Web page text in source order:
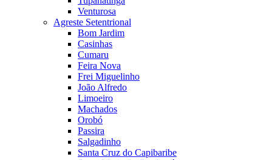
Venturosa
Agreste Setentrional
Bom Jardim
Casinhas
Cumaru
Feira Nova
Frei Miguelinho
João Alfredo
Limoeiro
Machados
Orobó
Passira
Salgadinho
Santa Cruz do Capibaribe